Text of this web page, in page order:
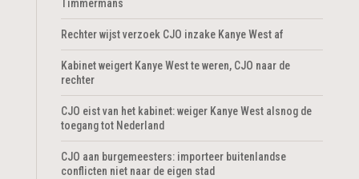
Timmermans
Rechter wijst verzoek CJO inzake Kanye West af
Kabinet weigert Kanye West te weren, CJO naar de
rechter
CJO eist van het kabinet: weiger Kanye West alsnog de
toegang tot Nederland
CJO aan burgemeesters: importeer buitenlandse
conflicten niet naar de eigen stad